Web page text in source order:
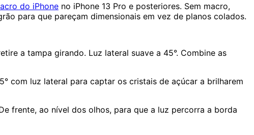
do iPhone no iPhone 13 Pro e posteriores. Sem macro,
para que pareçam dimensionais em vez de planos colados.
a tampa girando. Luz lateral suave a 45°. Combine as
com luz lateral para captar os cristais de açúcar a brilharem
frente, ao nível dos olhos, para que a luz percorra a borda